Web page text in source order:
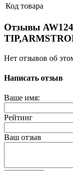
Код товара
Отзывы
Нет отзывов об
Написать отзыв
Ваше имя:
Рейтинг
Ваш отзыв